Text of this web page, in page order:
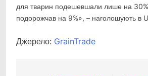
для тварин подешевшали лише на
подорожчав на 9%», – наголошують в
Джерело: GrainTrade